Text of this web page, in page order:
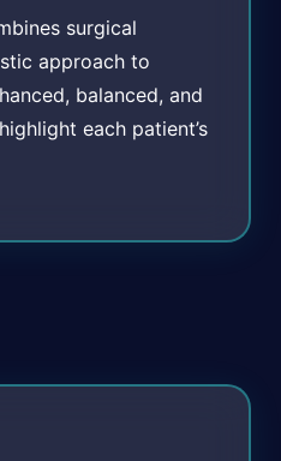
surgical
approach to
balanced, and
each patient’s